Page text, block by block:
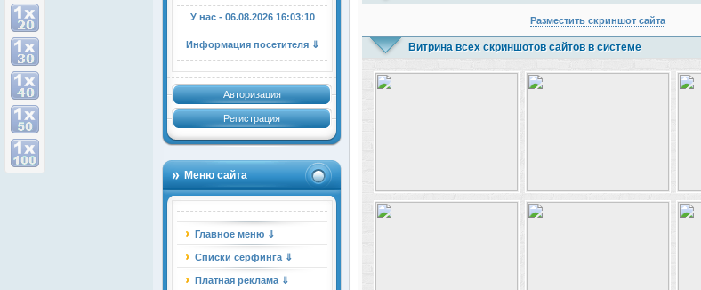
У нас - 06.08.202616:03:11
Информация посетителя ⇓
Авторизация
Регистрация
Меню сайта
Главное меню ⇓
Списки серфинга ⇓
Платная реклама ⇓
Разместить скриншот сайта
Витрина всех скриншотов сайтов в системе